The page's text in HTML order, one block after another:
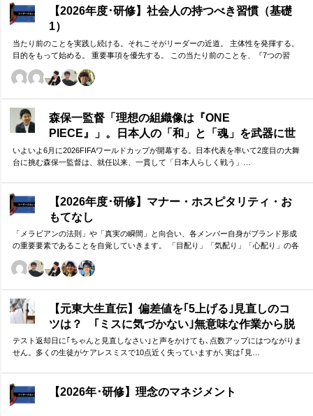
【2026年度･研修】社会人の持つべき習慣（基礎
1）
当たり前のことを実践し続ける。それこそがリーダーの近道。 主体性を発揮する。
目的をもって始める。 重要事項を優先する。 この当たり前のことを、『7つの習
バーのための研修です。
森保一監督「理想の組織像は『ONE
PIECE』」。日本人の「和」と「魂」を武器に世
界へ挑む①
いよいよ6月に2026FIFAワールドカップが開幕する。日本代表を率いて2度目の大舞
台に挑む森保一監督は、就任以来、一貫して「日本人らしく戦う」…
【2026年度･研修】マナー・ホスピタリティ・お
もてなし
「メラビアンの法則」や「真実の瞬間」と向合い、各メンバー自身がブランド形成
の重要要素であることを自覚していきます。 「目配り」「気配り」「心配り」の各
について研究。 「マニュアル」「サービス」を理解・実践するのは当然。 「ホスピ
【元東大生直伝】偏差値を｢5上げる｣見直しのコ
ツは？ ｢ミスに気づかない｣無意味な作業から脱
却を…カギは試験"前"
テスト返却日に｢ちゃんと見直しなさい｣と声をかけても､点数アップにはつながりま
せん。多くの生徒がケアレスミスで10点近く失っていますが､実は｢見…
【2026年･研修】理念のマネジメント